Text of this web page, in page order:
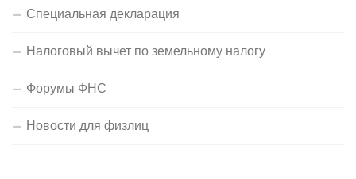
Специальная декларация
Налоговый вычет по земельному налогу
Форумы ФНС
Новости для физлиц